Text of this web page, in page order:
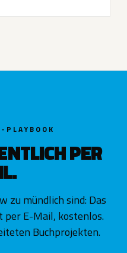
PLAYBOOK
PER
zu mündlich sind: Das
E-Mail, kostenlos.
Buchprojekten.